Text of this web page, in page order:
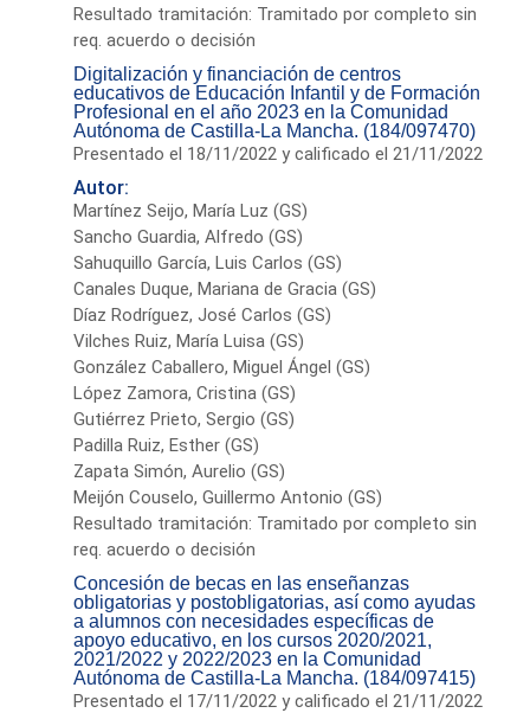
Resultado tramitación: Tramitado por completo sin
req. acuerdo o decisión
Digitalización y financiación de centros
educativos de Educación Infantil y de Formación
Profesional en el año 2023 en la Comunidad
Autónoma de Castilla-La Mancha. (184/097470)
Presentado el 18/11/2022 y calificado el 21/11/2022
Autor:
Martínez Seijo, María Luz (GS)
Sancho Guardia, Alfredo (GS)
Sahuquillo García, Luis Carlos (GS)
Canales Duque, Mariana de Gracia (GS)
Díaz Rodríguez, José Carlos (GS)
Vilches Ruiz, María Luisa (GS)
González Caballero, Miguel Ángel (GS)
López Zamora, Cristina (GS)
Gutiérrez Prieto, Sergio (GS)
Padilla Ruiz, Esther (GS)
Zapata Simón, Aurelio (GS)
Meijón Couselo, Guillermo Antonio (GS)
Resultado tramitación: Tramitado por completo sin
req. acuerdo o decisión
Concesión de becas en las enseñanzas
obligatorias y postobligatorias, así como ayudas
a alumnos con necesidades específicas de
apoyo educativo, en los cursos 2020/2021,
2021/2022 y 2022/2023 en la Comunidad
Autónoma de Castilla-La Mancha. (184/097415)
Presentado el 17/11/2022 y calificado el 21/11/2022